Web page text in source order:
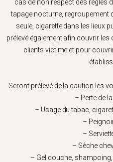
cas de non respect des règles
tapage nocturne, regroupement
seule, cigarette dans les lieux
prélevé également afin couvrir
clients victime et pour
Seront prélevé de la caution les
– Perte de
– Usage du tabac,
–
–
– Sèche
– Gel douche,